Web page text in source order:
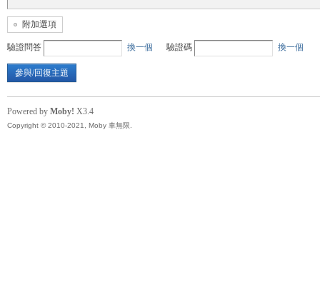
附加選項
驗證問答 換一個 驗證碼 換一個
參與/回復主題
Powered by Moby! X3.4
Copyright © 2010-2021, Moby 車無限.